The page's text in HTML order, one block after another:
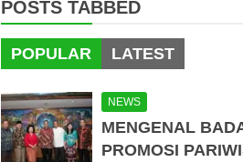
POSTS TABBED
POPULAR LATEST
NEWS
MENGENAL
PROMOSI